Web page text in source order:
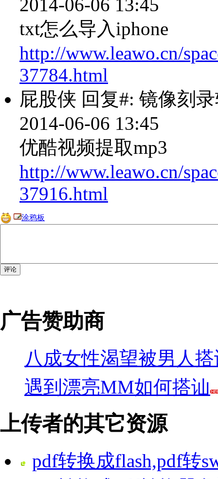
2014-06-06 13:45
txt怎么导入iphone
http://www.leawo.cn/
37784.html
屁股侠 回复#: 镜像刻
2014-06-06 13:45
优酷视频提取mp3
http://www.leawo.cn/
37916.html
涂鸦板
广告赞助商
八成女性渴望被男人
遇到漂亮MM如何搭讪
上传者的其它资源
pdf转换成flash,pdf转